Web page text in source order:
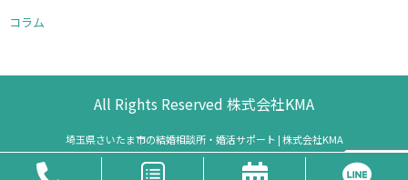
コラム
All Rights Reserved 株式会社KMA
埼玉県さいたま市の結婚相談所・婚活サポート | 株式会社KMA